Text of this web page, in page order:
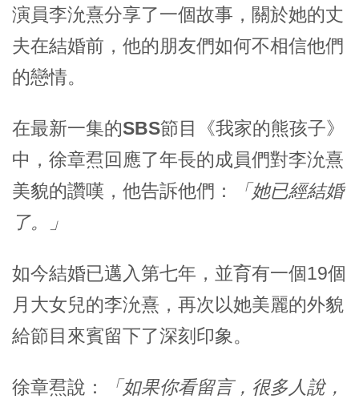
演員李沇熹分享了一個故事，關於她的丈
夫在結婚前，他的朋友們如何不相信他們
的戀情。
在最新一集的SBS節目《我家的熊孩子》
中，徐章焄回應了年長的成員們對李沇熹
美貌的讚嘆，他告訴他們：
「她已經結婚
了。」
如今結婚已邁入第七年，並育有一個19個
月大女兒的李沇熹，再次以她美麗的外貌
給節目來賓留下了深刻印象。
徐章焄說：
「如果你看留言，很多人說，